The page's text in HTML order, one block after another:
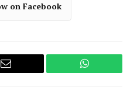
on Facebook
Email WhatsApp